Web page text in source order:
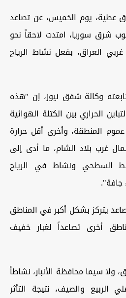
عطية، يوم الخميس، عن تصاعد
شرق سوريا، امتدت لاحقاً نحو
غربي العراق، بفعل نشاط الرياح
وكالة شفق نيوز، إن "هذه
الحراري بين الكتلة الهوائية
المنطقة، وأخرى أقل حرارة
غرب بلاد الشام، ما أدى إلى
السطحي ونشاط في الرياح
جافة".
يتركز بشكل أكبر في المناطق
أخرى تصاعداً لغبار خفيف
سيما محافظة الأنبار، نشاطاً
الربيع والصيف، نتيجة التأثر